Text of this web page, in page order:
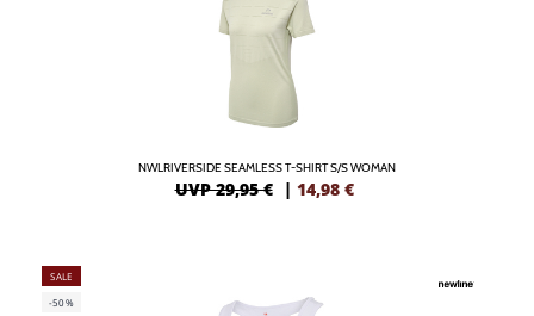
NWLRIVERSIDE SEAMLESS T-SHIRT S/S WOMAN
UVP 29,95 € | 14,98 €
SALE
-50%